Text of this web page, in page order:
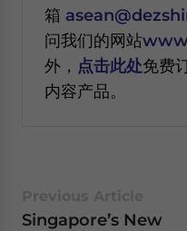
箱
问我们的网站
外， 点击此处免费
内容产品。
Singapore’s New